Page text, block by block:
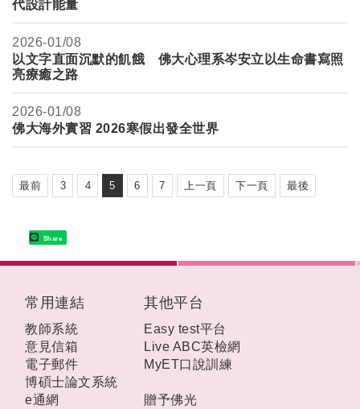
代設計能量
2026-01/08
以文字直面沉默的飢餓 佛大心理系岑安立以生命書寫照
亮療癒之路
2026-01/08
佛大海外實習 2026寒假出發全世界
最前 3 4 5 6 7 上一頁 下一頁 最後
Share
常用連結
教師系統
意見信箱
電子郵件
博碩士論文系統
e通網
其他平台
Easy test平台
Live ABC英檢網
MyET口說訓練
贈予佛光